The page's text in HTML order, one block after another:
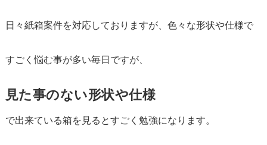
日々紙箱案件を対応しておりますが、色々な形状や仕様で
すごく悩む事が多い毎日ですが、
見た事のない形状や仕様
で出来ている箱を見るとすごく勉強になります。